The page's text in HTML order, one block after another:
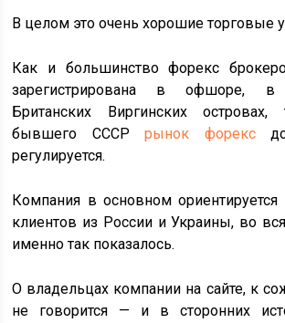
В целом это очень хорошие торговые
Как и большинство форекс
зарегистрирована в офшоре, в
Британских Виргинских
бывшего СССРрынок форексдо
регулируется.
Компания в основном ориентируется
клиентов из России и Украины, во
именно так показалось.
О владельцах компании на сайте, к
не говорится — и в сторонних